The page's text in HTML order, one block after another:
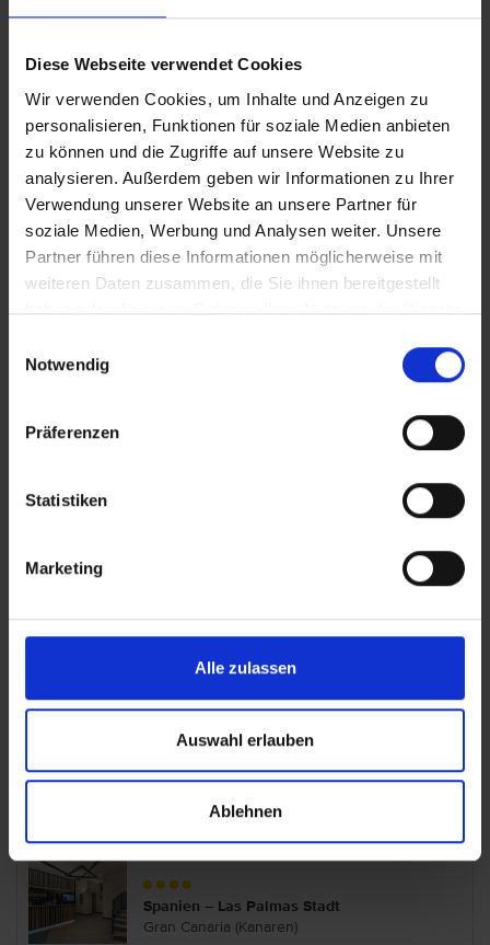
Diese Webseite verwendet Cookies
Wir verwenden Cookies, um Inhalte und Anzeigen zu
personalisieren, Funktionen für soziale Medien anbieten
zu können und die Zugriffe auf unsere Website zu
analysieren. Außerdem geben wir Informationen zu Ihrer
Verwendung unserer Website an unsere Partner für
soziale Medien, Werbung und Analysen weiter. Unsere
Partner führen diese Informationen möglicherweise mit
weiteren Daten zusammen, die Sie ihnen bereitgestellt
haben oder die sie im Rahmen Ihrer Nutzung der Dienste
Notwendig
Präferenzen
Statistiken
Marketing
Alle zulassen
Auswahl erlauben
Ablehnen
Cristina by Tigotan - Adults Only
Gran Canaria (Kanaren)
Exe Las Palmas
Spanien – Las Palmas Stadt
Gran Canaria (Kanaren)
Vacance (ex. Cordial Vista Acuario)
NH Imperial Playa
Gran Canaria (Kanaren)
Occidental Las Canteras
Spanien – Las Palmas Stadt
Gran Canaria (Kanaren)